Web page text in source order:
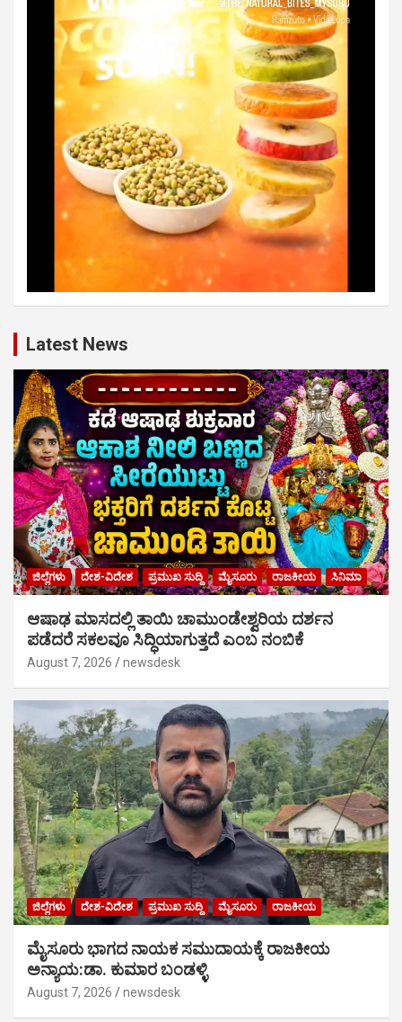
Latest News
ಜಿಲ್ಲೆಗಳು ದೇಶ-ವಿದೇಶ ಪ್ರಮುಖ ಸುದ್ದಿ ಮೈಸೂರು ರಾಜಕೀಯ ಸಿನಿಮಾ
ಆಷಾಢ ಮಾಸದಲ್ಲಿ ತಾಯಿ ಚಾಮುಂಡೇಶ್ವರಿಯ ದರ್ಶನ
ಪಡೆದರೆ ಸಕಲವೂ ಸಿದ್ಧಿಯಾಗುತ್ತದೆ ಎಂಬ ನಂಬಿಕೆ
August 7, 2026 newsdesk
ಜಿಲ್ಲೆಗಳು ದೇಶ-ವಿದೇಶ ಪ್ರಮುಖ ಸುದ್ದಿ ಮೈಸೂರು ರಾಜಕೀಯ
ಮೈಸೂರು ಭಾಗದ ನಾಯಕ ಸಮುದಾಯಕ್ಕೆ ರಾಜಕೀಯ
ಅನ್ಯಾಯ:ಡಾ. ಕುಮಾರ ಬಂಡಳ್ಳಿ
August 7, 2026 newsdesk